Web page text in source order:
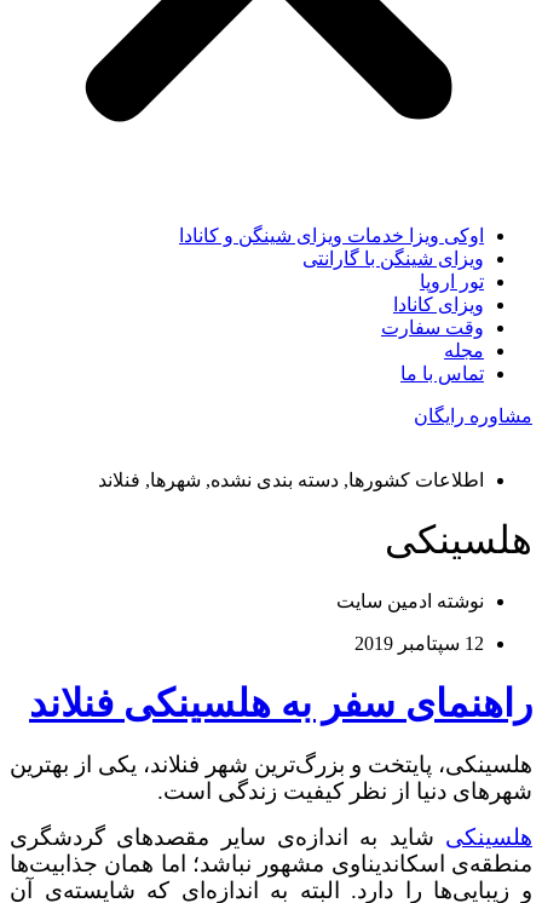
اوکی ویزا خدمات ویزای شینگن و کانادا
ویزای شینگن با گارانتی
تور اروپا
ویزای کانادا
وقت سفارت
مجله
تماس با ما
مشاوره رایگان
اطلاعات کشورها, دسته‌ بندی نشده, شهرها, فنلاند
هلسینکی
نوشته ادمین سایت
12 سپتامبر 2019
راهنمای سفر به هلسینکی فنلاند
هلسینکی، پایتخت و بزرگ‌ترین شهر فنلاند، یکی از بهترین
شهرهای دنیا از نظر کیفیت زندگی است.
هلسینکی شاید به اندازه‌ی سایر مقصدهای گردشگری
منطقه‌ی اسکاندیناوی مشهور نباشد؛ اما همان جذابیت‌ها
و زیبایی‌ها را دارد. البته به اندازه‌ای که شایسته‌ی آن